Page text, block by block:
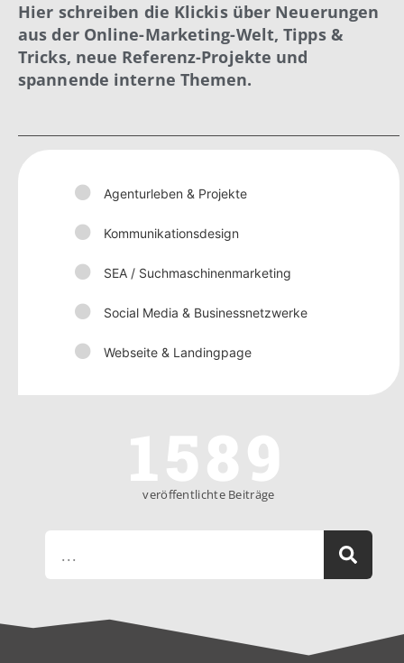
Hier schreiben die Klickis über Neuerungen
aus der Online-Marketing-Welt, Tipps &
Tricks, neue Referenz-Projekte und
spannende interne Themen.
Agenturleben & Projekte
Kommunikationsdesign
SEA / Suchmaschinenmarketing
Social Media & Businessnetzwerke
Webseite & Landingpage
veröffentlichte Beiträge
1589